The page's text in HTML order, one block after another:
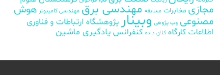
مجازی مخابرات مسابقه مهندسی برق مهندسی کامپیوتر هوش
مصنوعی وب پژوهی وبینارپژوهشگاه ارتباطات و فناوری
اطلاعات کارگاه کلان داده کنفرانس یادگیری ماشین